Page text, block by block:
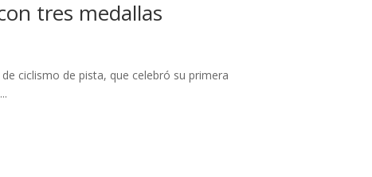
tres medallas
ciclismo de pista, que celebró su primera